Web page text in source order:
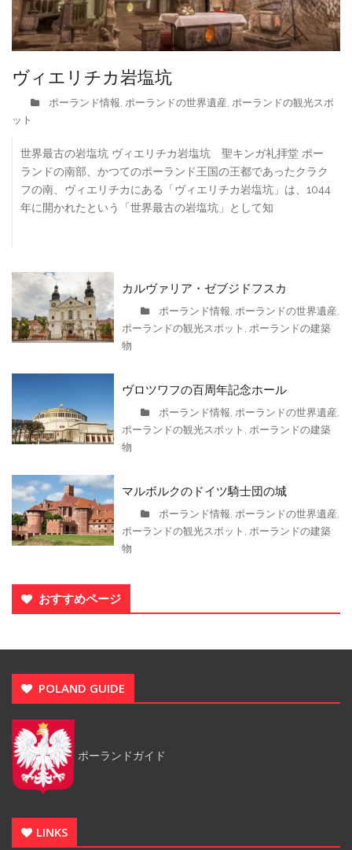
ヴィエリチカ岩塩坑
ポーランド情報, ポーランドの世界遺産, ポーランドの観光スポ
ット
世界最古の岩塩坑 ヴィエリチカ岩塩坑 聖キンガ礼拝堂 ポー
ランドの南部、かつてのポーランド王国の王都であったクラク
フの南、ヴィエリチカにある「ヴィエリチカ岩塩坑」は、1044
年に開かれたという「世界最古の岩塩坑」として知
カルヴァリア・ゼブジドフスカ
ポーランド情報, ポーランドの世界遺産,
ポーランドの観光スポット , ポーランドの建築
物
ヴロツワフの百周年記念ホール
ポーランド情報, ポーランドの世界遺産,
ポーランドの観光スポット , ポーランドの建築
物
マルボルクのドイツ騎士団の城
ポーランド情報, ポーランドの世界遺産,
ポーランドの観光スポット , ポーランドの建築
物
おすすめページ
POLAND GUIDE
ポーランドガイド
LINKS